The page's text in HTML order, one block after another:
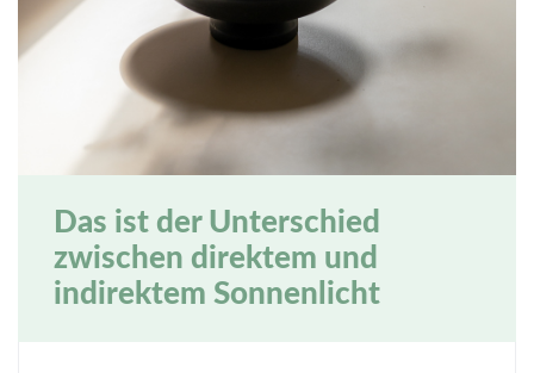
Das ist der Unterschied
zwischen direktem und
indirektem Sonnenlicht